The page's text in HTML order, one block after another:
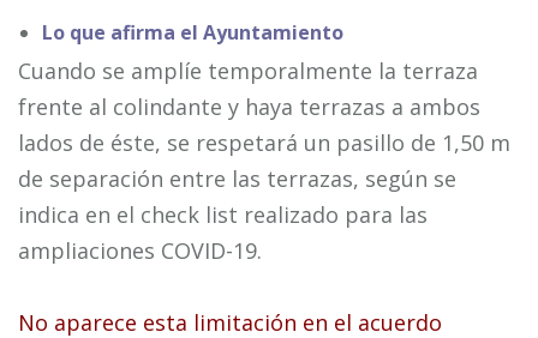
Lo que afirma el Ayuntamiento
Cuando se amplíe temporalmente la terraza
frente al colindante y haya terrazas a ambos
lados de éste, se respetará un pasillo de 1,50 m
de separación entre las terrazas, según se
indica en el check list realizado para las
ampliaciones COVID-19.
No aparece esta limitación en el acuerdo